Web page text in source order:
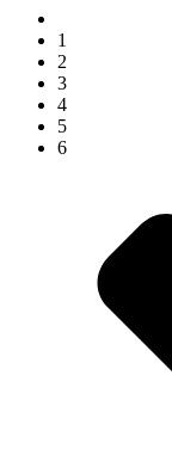
1
2
3
4
5
6